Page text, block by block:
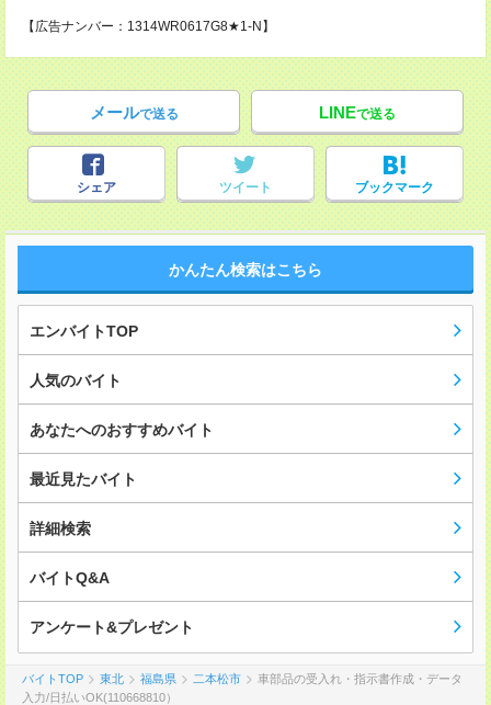
【広告ナンバー：1314WR0617G8★1-N】
メールで送る LINEで送る
シェア ツイート ブックマーク
かんたん検索はこちら
エンバイトTOP
人気のバイト
あなたへのおすすめバイト
最近見たバイト
詳細検索
バイトQ&A
アンケート&プレゼント
バイトTOP 東北 福島県 二本松市
車部品の受入れ・指示書作成・データ
入力/日払いOK(110668810）